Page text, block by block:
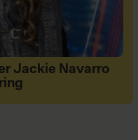
Jackie Navarro